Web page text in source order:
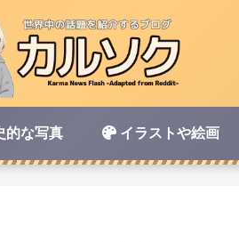
的な写真 イラストや絵画